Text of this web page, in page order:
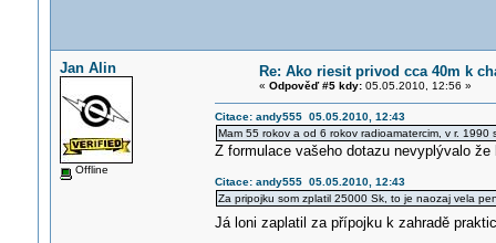
Jan Alin
Offline
Re: Ako riesit privod cca 40m k
« Odpověď #5 kdy:05.05.2010, 12:56 »
Citace: andy555 05.05.2010, 12:43
Mam 55 rokov a od 6 rokov radioamatercim, v r.
Z formulace vašeho dotazu nevyplývalo
Citace: andy555 05.05.2010, 12:43
Za pripojku som zplatil 25000 Sk, to je naozaj vela
Já loni zaplatil za přípojku k zahradě